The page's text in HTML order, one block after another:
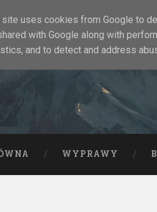
WYPRAWY
uses cookies from Google to
with Google along with
and to detect and address